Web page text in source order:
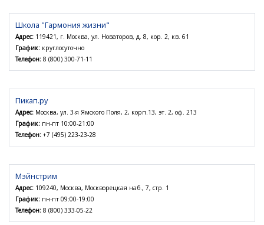
Школа "Гармония жизни"
Адрес: 119421, г. Москва, ул. Новаторов, д. 8, кор. 2, кв. 61
График: круглосуточно
Телефон: 8 (800) 300-71-11
Пикап.ру
Адрес: Москва, ул. 3-я Ямского Поля, 2, корп.13, эт. 2, оф. 213
График: пн-пт 10:00-21:00
Телефон: +7 (495) 223-23-28
Мэйнстрим
Адрес: 109240, Москва, Москворецкая наб., 7, стр. 1
График: пн-пт 09:00-19:00
Телефон: 8 (800) 333-05-22